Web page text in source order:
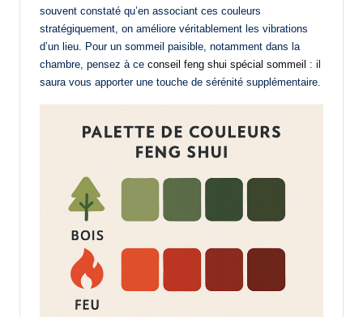
souvent constaté qu’en associant ces couleurs
stratégiquement, on améliore véritablement les vibrations
d’un lieu. Pour un sommeil paisible, notamment dans la
chambre, pensez à ce conseil feng shui spécial sommeil : il
saura vous apporter une touche de sérénité supplémentaire.